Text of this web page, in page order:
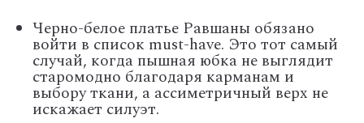
Черно-белое платье Равшаны обязано
войти в список must-have. Это тот самый
случай, когда пышная юбка не выглядит
старомодно благодаря карманам и
выбору ткани, а ассиметричный верх не
искажает силуэт.